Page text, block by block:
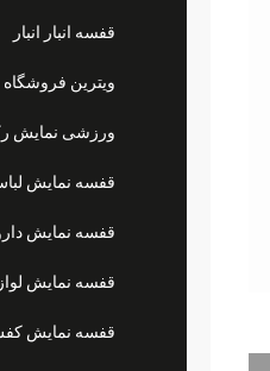
قفسه انبار انبار
ویترین
ورزشی نمایش
قفسه نمایش
قفسه نمایش
قفسه نمایش
قفسه نمایش